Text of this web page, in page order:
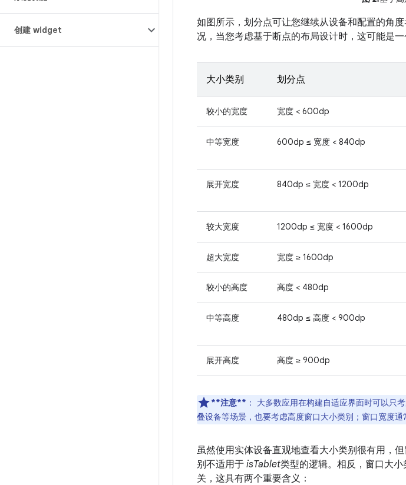
创建 widget
如图所示，划分点可让您继续从设备和配置的角
况，当您考虑基于断点的布局设计时，这可能是一
大小类别 划分点
较小的宽度 宽度 < 600dp
中等宽度 600dp ≤ 宽度 < 840dp
展开宽度 840dp ≤ 宽度 < 1200dp
较大宽度 1200dp ≤ 宽度 < 1600dp
超大宽度 宽度 ≥ 1600dp
较小的高度 高度 < 480dp
中等高度 480dp ≤ 高度 < 900dp
展开高度 高度 ≥ 900dp
**注意** ：
大多数应用在构建自适应界面时可以只
叠设备等场景，也要考虑高度窗口大小类别；窗口宽度
虽然使用实体设备直观地查看大小类别很有用，
别不适用于 isTablet类型的逻辑。相反，窗口大
关，这具有两个重要含义：